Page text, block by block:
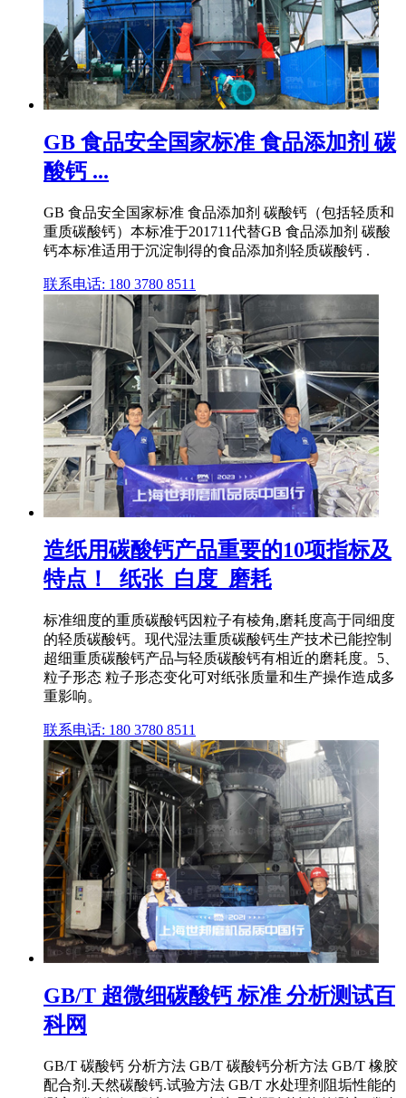
GB 食品安全国家标准 食品添加剂 碳
酸钙 ...
GB 食品安全国家标准 食品添加剂 碳酸钙（包括轻质和
重质碳酸钙）本标准于201711代替GB 食品添加剂 碳酸
钙本标准适用于沉淀制得的食品添加剂轻质碳酸钙 .
联系电话: 180 3780 8511
造纸用碳酸钙产品重要的10项指标及
特点！_纸张_白度_磨耗
标准细度的重质碳酸钙因粒子有棱角,磨耗度高于同细度
的轻质碳酸钙。现代湿法重质碳酸钙生产技术已能控制
超细重质碳酸钙产品与轻质碳酸钙有相近的磨耗度。5、
粒子形态 粒子形态变化可对纸张质量和生产操作造成多
重影响。
联系电话: 180 3780 8511
GB/T 超微细碳酸钙 标准 分析测试百
科网
GB/T 碳酸钙 分析方法 GB/T 碳酸钙分析方法 GB/T 橡胶
配合剂.天然碳酸钙.试验方法 GB/T 水处理剂阻垢性能的